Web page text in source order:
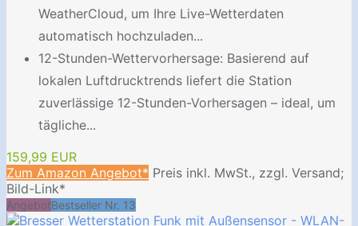
WeatherCloud, um Ihre Live-Wetterdaten
automatisch hochzuladen...
12-Stunden-Wettervorhersage: Basierend auf
lokalen Luftdrucktrends liefert die Station
zuverlässige 12-Stunden-Vorhersagen – ideal, um
tägliche...
159,99 EUR
Zum Amazon Angebot* Preis inkl. MwSt., zzgl. Versand;
Bild-Link*
AngebotBestseller Nr. 13